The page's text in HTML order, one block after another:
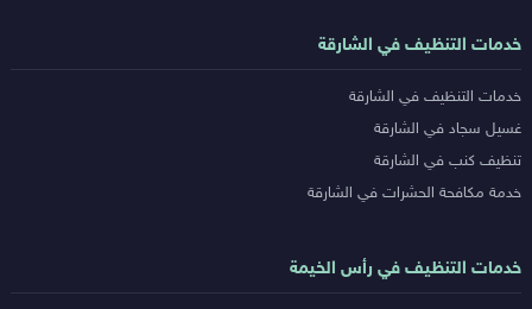
خدمات التنظيف في الشارقة
خدمات التنظيف في الشارقة
غسيل سجاد في الشارقة
تنظيف كنب في الشارقة
خدمة مكافحة الحشرات في الشارقة
خدمات التنظيف في رأس الخيمة